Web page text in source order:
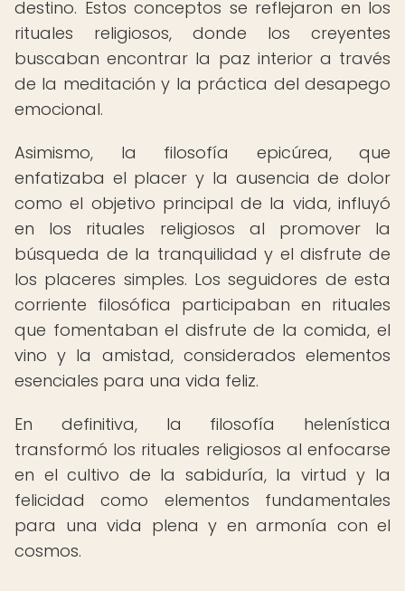
destino. Estos conceptos se reflejaron en los
rituales religiosos, donde los creyentes
buscaban encontrar la paz interior a través
de la meditación y la práctica del desapego
emocional.
Asimismo, la filosofía epicúrea, que
enfatizaba el placer y la ausencia de dolor
como el objetivo principal de la vida, influyó
en los rituales religiosos al promover la
búsqueda de la tranquilidad y el disfrute de
los placeres simples. Los seguidores de esta
corriente filosófica participaban en rituales
que fomentaban el disfrute de la comida, el
vino y la amistad, considerados elementos
esenciales para una vida feliz.
En definitiva, la filosofía helenística
transformó los rituales religiosos al enfocarse
en el cultivo de la sabiduría, la virtud y la
felicidad como elementos fundamentales
para una vida plena y en armonía con el
cosmos.